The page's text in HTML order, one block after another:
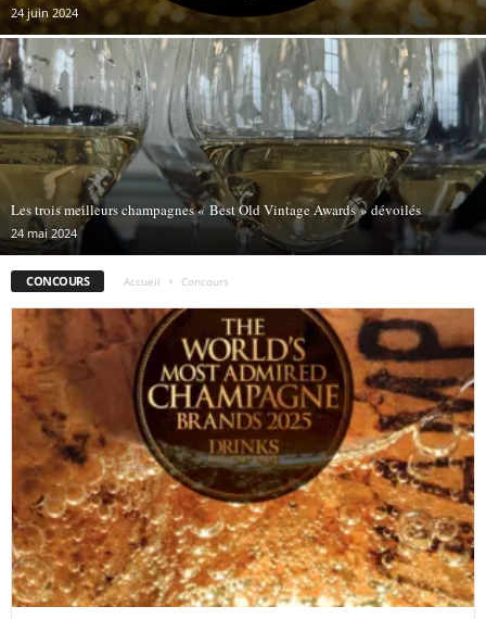
24 juin 2024
Les trois meilleurs champagnes « Best Old Vintage Awards » dévoilés
24 mai 2024
CONCOURS Accueil Concours